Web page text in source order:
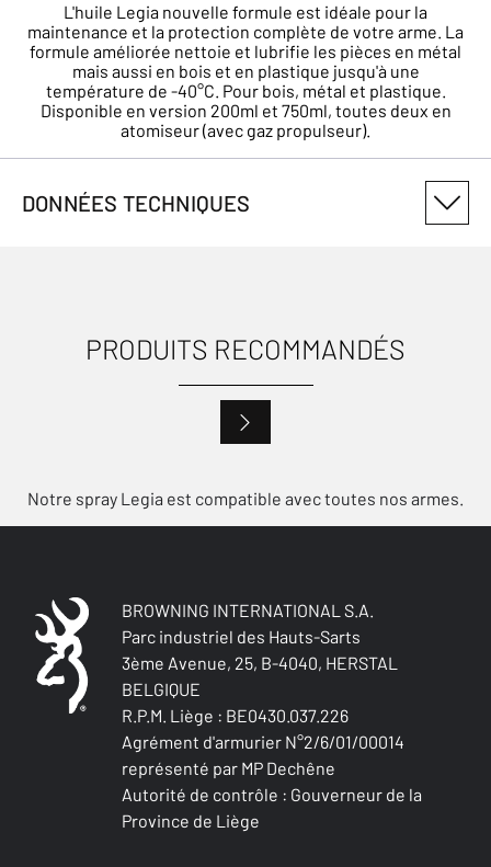
L'huile Legia nouvelle formule est idéale pour la
maintenance et la protection complète de votre arme. La
formule améliorée nettoie et lubrifie les pièces en métal
mais aussi en bois et en plastique jusqu'à une
température de -40°C. Pour bois, métal et plastique.
Disponible en version 200ml et 750ml, toutes deux en
atomiseur (avec gaz propulseur).
DONNÉES TECHNIQUES
PRODUITS RECOMMANDÉS
Notre spray Legia est compatible avec toutes nos armes.
BROWNING INTERNATIONAL S.A.
Parc industriel des Hauts-Sarts
3ème Avenue, 25, B-4040, HERSTAL
BELGIQUE
R.P.M. Liège : BE0430.037.226
Agrément d'armurier N°2/6/01/00014
représenté par MP Dechêne
Autorité de contrôle : Gouverneur de la
Province de Liège